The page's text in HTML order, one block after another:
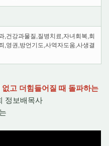
,건강과물질,질병치료,자녀회복,회
,영권,방언기도,사역자도움,사생결
고 더힘들어질 때 돌파하는
정보배목사